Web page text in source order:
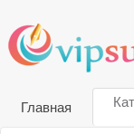
Главная